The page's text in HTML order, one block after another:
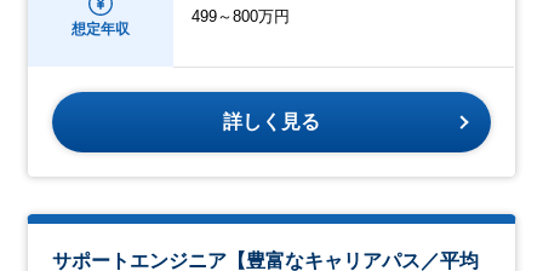
想定年収
499～800万円
詳しく見る
サポートエンジニア【豊富なキャリアパス／平均